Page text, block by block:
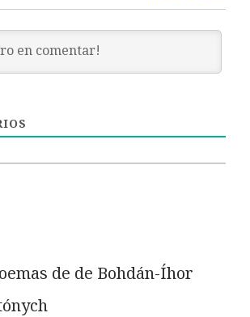
de de Bohdán-Íhor